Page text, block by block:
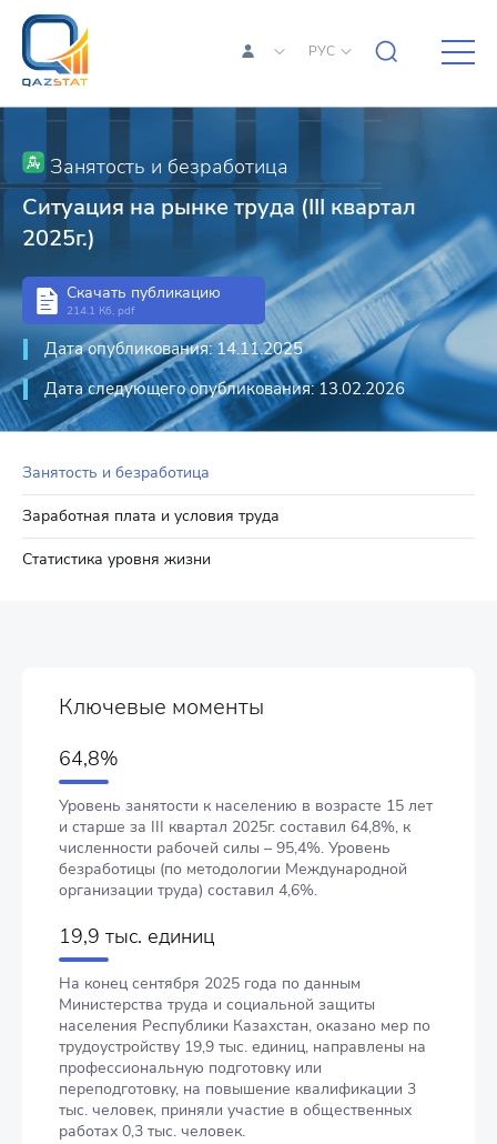
РУС
Занятость и безработица
Заработная плата и условия труда
Статистика уровня жизни
Занятость и безработица
Ситуация на рынке труда (III квартал
2025г.)
Скачать публикацию
214.1 Кб, pdf
Дата опубликования: 14.11.2025
Дата следующего опубликования: 13.02.2026
Ключевые моменты
64,8%
Уровень занятости к населению в возрасте 15 лет
и старше за III квартал 2025г. составил 64,8%, к
численности рабочей силы – 95,4%. Уровень
безработицы (по методологии Международной
организации труда) составил 4,6%.
19,9 тыс. единиц
На конец сентября 2025 года по данным
Министерства труда и социальной защиты
населения Республики Казахстан, оказано мер по
трудоустройству 19,9 тыс. единиц, направлены на
профессиональную подготовку или
переподготовку, на повышение квалификации 3
тыс. человек, приняли участие в общественных
работах 0,3 тыс. человек.